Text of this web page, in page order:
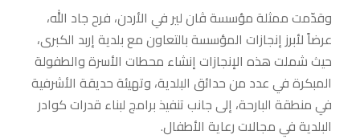
وقدّمت ممثلة مؤسسة ڤان لير في الأردن، فرح جاد الله،
عرضاً لأبرز إنجازات المؤسسة بالتعاون مع بلدية إربد الكبرى،
حيث شملت هذه الإنجازات إنشاء محطات الأسرة والطفولة
المبكرة في عدد من حدائق البلدية، وتهيئة حديقة الأشرفية
في منطقة البارحة، إلى جانب تنفيذ برامج لبناء قدرات كوادر
البلدية في مجالات رعاية الأطفال.